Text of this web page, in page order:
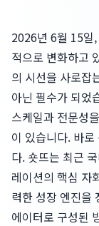
2026년 6월 15일
적으로 변화하고
의 시선을 사로
아닌 필수가 되었
스케일과 전문성
이 있습니다. 바
다. 숏뜨는 최근
레이션의 핵심 자
력한 성장 엔진을
에이터로 구성된